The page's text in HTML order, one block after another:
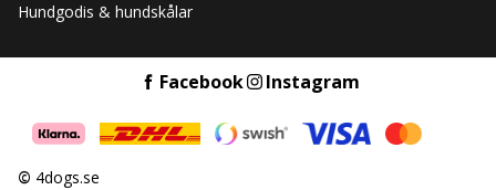
Hundgodis & hundskålar
Facebook Instagram
© 4dogs.se